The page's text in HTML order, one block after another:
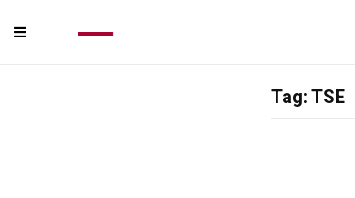
Tag: TSE